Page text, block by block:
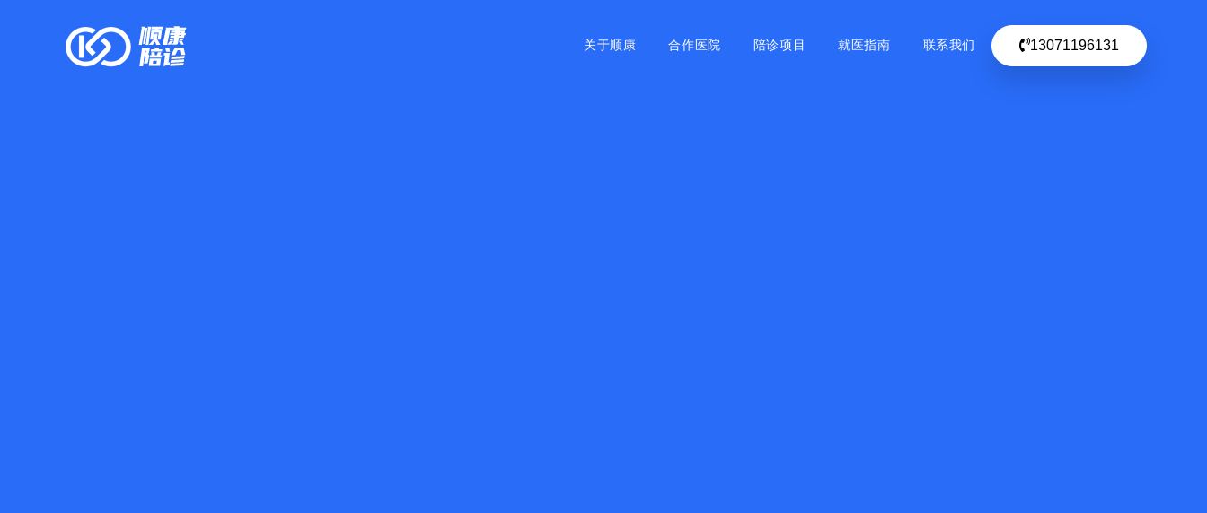
关于顺康 合作医院 陪诊项目 就医指南 联系我们 13071196131